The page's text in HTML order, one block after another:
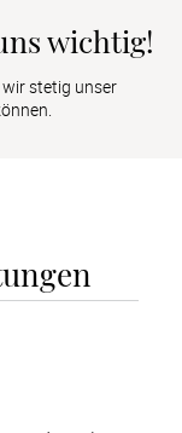
wichtig!
stetig unser